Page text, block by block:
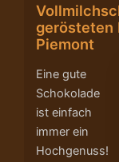
gerösteten
Piemont
Eine gute
Schokolade
ist einfach
immer ein
Hochgenuss!